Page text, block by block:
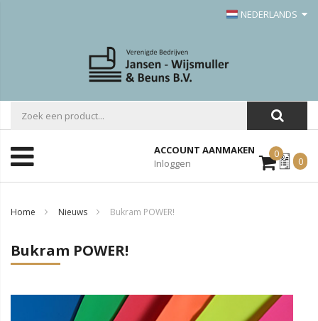
NEDERLANDS
ACCOUNT AANMAKEN
Inloggen
0Mijn
Offerte
0
Home Nieuws Bukram POWER!
Bukram POWER!